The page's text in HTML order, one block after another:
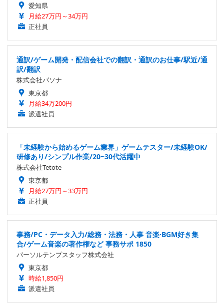
愛知県
月給27万円～34万円
正社員
通訳/ゲーム開発・配信会社での翻訳・通訳のお仕事/駅近/通
訳/翻訳
株式会社パソナ
東京都
月給34万200円
派遣社員
「未経験から始めるゲーム業界」ゲームテスター/未経験OK/
研修あり/シンプル作業/20~30代活躍中
株式会社Tetote
東京都
月給27万円～33万円
正社員
事務/PC・データ入力/総務・法務・人事 音楽·BGM好き集
合/ゲーム音楽の著作権など 事務サポ 1850
パーソルテンプスタッフ株式会社
東京都
時給1,850円
派遣社員